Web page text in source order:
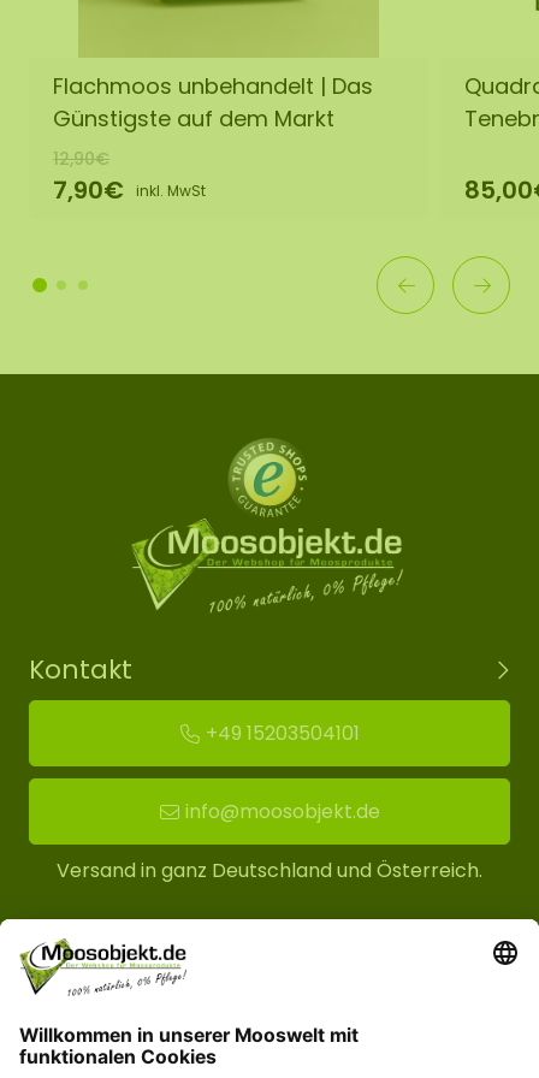
Flachmoos unbehandelt | Das
Günstigste auf dem Markt
12,90€
7,90€ inkl. MwSt
Kontakt
+49 15203504101
info@moosobjekt.de
Versand in ganz Deutschland und Österreich.
Kundenservice
Informationen